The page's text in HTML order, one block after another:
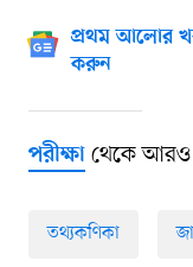
প্রথম আলোর
করুন
পরীক্ষাথেকে
তথ্যকণিকা